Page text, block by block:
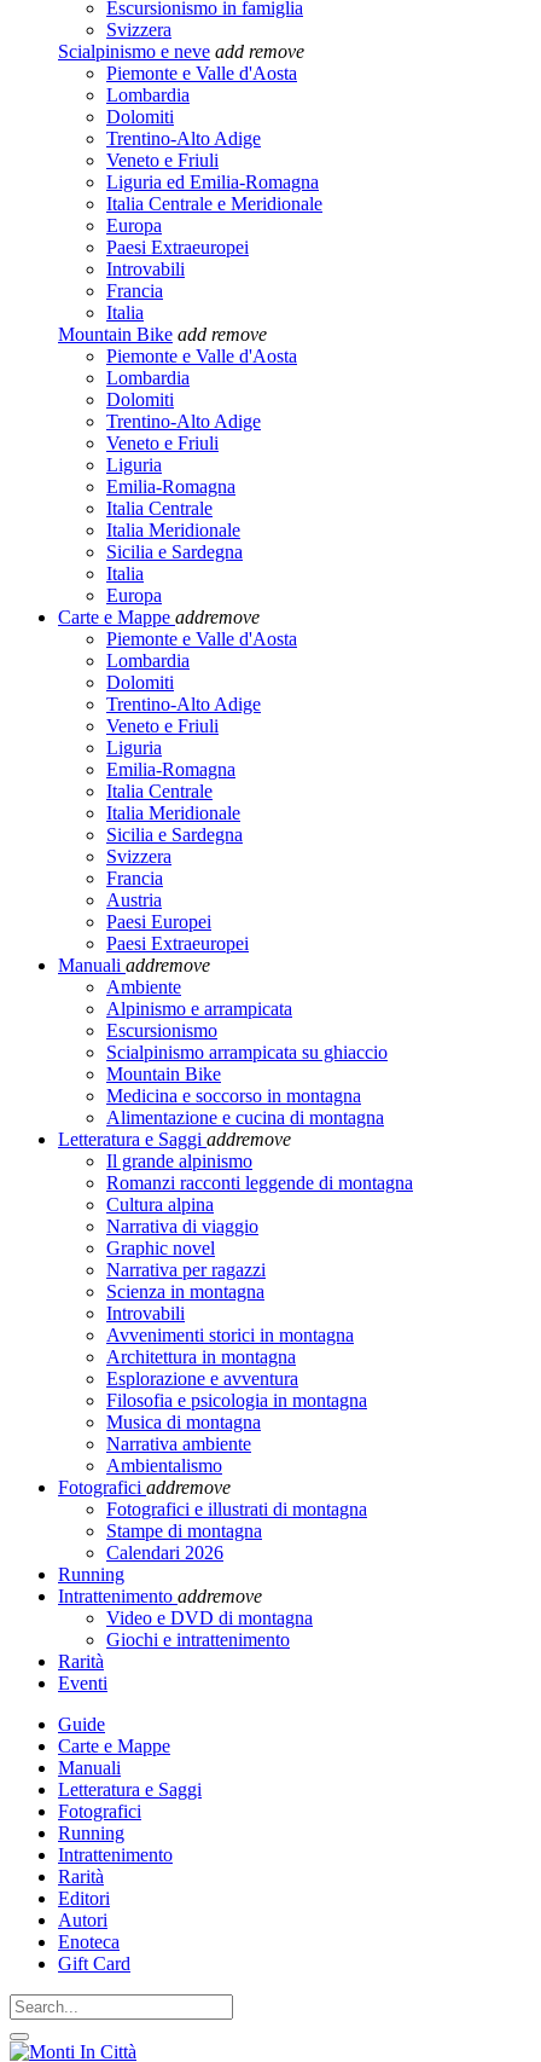
Escursionismo in famiglia
Svizzera
Scialpinismo e neve add remove
Piemonte e Valle d'Aosta
Lombardia
Dolomiti
Trentino-Alto Adige
Veneto e Friuli
Liguria ed Emilia-Romagna
Italia Centrale e Meridionale
Europa
Paesi Extraeuropei
Introvabili
Francia
Italia
Mountain Bike add remove
Piemonte e Valle d'Aosta
Lombardia
Dolomiti
Trentino-Alto Adige
Veneto e Friuli
Liguria
Emilia-Romagna
Italia Centrale
Italia Meridionale
Sicilia e Sardegna
Italia
Europa
Carte e Mappe addremove
Piemonte e Valle d'Aosta
Lombardia
Dolomiti
Trentino-Alto Adige
Veneto e Friuli
Liguria
Emilia-Romagna
Italia Centrale
Italia Meridionale
Sicilia e Sardegna
Svizzera
Francia
Austria
Paesi Europei
Paesi Extraeuropei
Manuali addremove
Ambiente
Alpinismo e arrampicata
Escursionismo
Scialpinismo arrampicata su ghiaccio
Mountain Bike
Medicina e soccorso in montagna
Alimentazione e cucina di montagna
Letteratura e Saggi addremove
Il grande alpinismo
Romanzi racconti leggende di montagna
Cultura alpina
Narrativa di viaggio
Graphic novel
Narrativa per ragazzi
Scienza in montagna
Introvabili
Avvenimenti storici in montagna
Architettura in montagna
Esplorazione e avventura
Filosofia e psicologia in montagna
Musica di montagna
Narrativa ambiente
Ambientalismo
Fotografici addremove
Fotografici e illustrati di montagna
Stampe di montagna
Calendari 2026
Running
Intrattenimento addremove
Video e DVD di montagna
Giochi e intrattenimento
Rarità
Eventi
Guide
Carte e Mappe
Manuali
Letteratura e Saggi
Fotografici
Running
Intrattenimento
Rarità
Editori
Autori
Enoteca
Gift Card